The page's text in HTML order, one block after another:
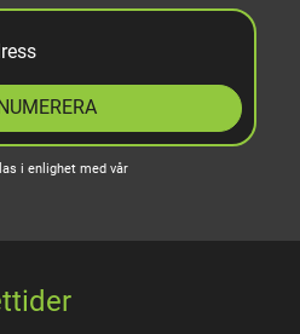
i enlighet med vår